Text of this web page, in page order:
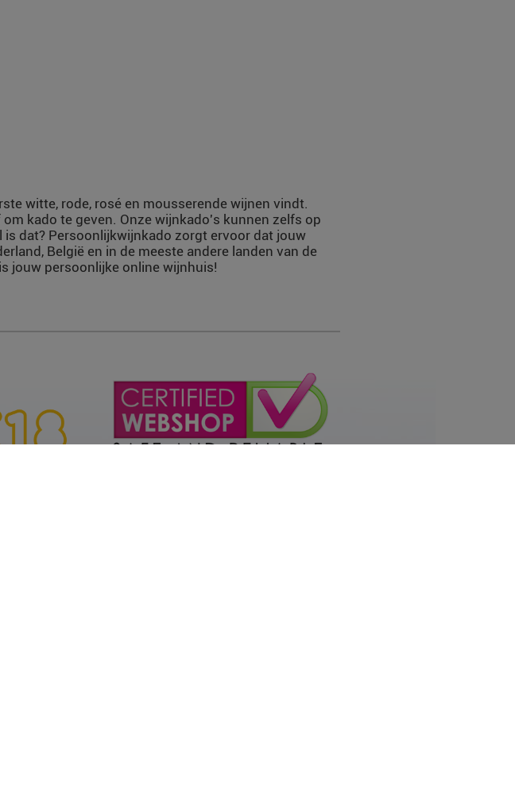
witte, rode, rosé en mousserende wijnen vindt.
kado te geven. Onze wijnkado's kunnen zelfs op
dat? Persoonlijkwijnkado zorgt ervoor dat jouw
België en in de meeste andere landen van de
jouw persoonlijke online wijnhuis!